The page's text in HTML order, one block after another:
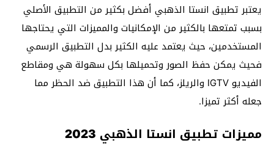
يعتبر تطبيق انستا الذهبي أفضل بكثير من التطبيق الأصلي
بسبب تمتعها بالكثير من الإمكانيات والمميزات التي يحتاجها
المستخدمين، حيث يعتمد عليه الكثير بدل التطبيق الرسمي
فحيث يمكن حفظ الصور وتحميلها بكل سهولة هي ومقاطع
الفيديو IGTV والريلز، كما أن هذا التطبيق ضد الحظر مما
جعله أكثر تميزا.
مميزات تطبيق انستا الذهبي 2023